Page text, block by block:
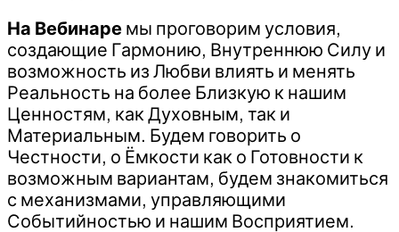
На Вебинаре мы проговорим условия,
создающие Гармонию, Внутреннюю Силу и
возможность из Любви влиять и менять
Реальность на более Близкую к нашим
Ценностям, как Духовным, так и
Материальным. Будем говорить о
Честности, о Ёмкости как о Готовности к
возможным вариантам, будем знакомиться
с механизмами, управляющими
Событийностью и нашим Восприятием.